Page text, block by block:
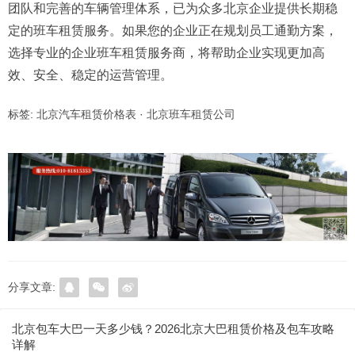
团队和完善的车辆管理体系，已为众多北京企业提供长期稳
定的班车租赁服务。如果您的企业正在规划员工通勤方案，
选择专业的企业班车租赁服务商，将帮助企业实现更加高
效、安全、稳定的运营管理。
标签: 北京汽车租赁价格表 · 北京班车租赁公司
分享文章:
北京包车大巴一天多少钱？2026北京大巴租赁价格及包车攻略
详解